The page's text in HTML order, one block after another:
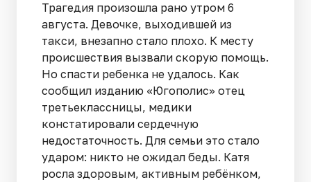
Трагедия произошла рано утром 6
августа. Девочке, выходившей из
такси, внезапно стало плохо. К месту
происшествия вызвали скорую помощь.
Но спасти ребенка не удалось. Как
сообщил изданию «Югополис» отец
третьеклассницы, медики
констатировали сердечную
недостаточность. Для семьи это стало
ударом: никто не ожидал беды. Катя
росла здоровым, активным ребёнком,